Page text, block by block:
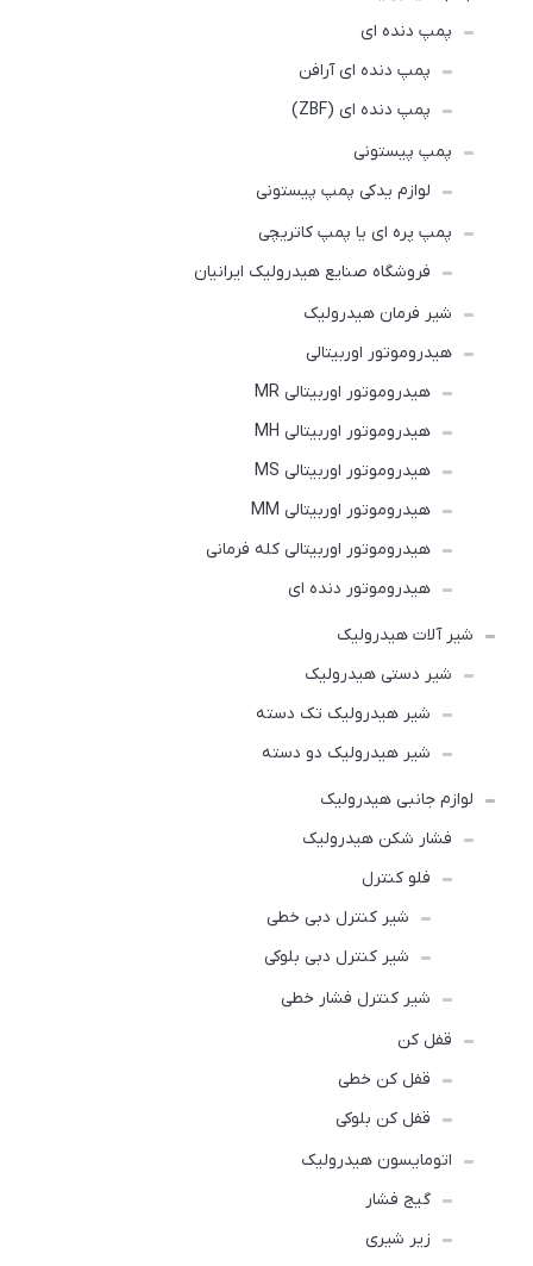
پمپ دنده ای
پمپ دنده ای آرافن
پمپ دنده ای (ZBF)
پمپ پیستونی
لوازم یدکی پمپ پیستونی
پمپ پره ای یا پمپ کاتریچی
فروشگاه صنایع هیدرولیک ایرانیان
شیر فرمان هیدرولیک
هیدروموتور اوربیتالی
هیدروموتور اوربیتالی MR
هیدروموتور اوربیتالی MH
هیدروموتور اوربیتالی MS
هیدروموتور اوربیتالی MM
هیدروموتور اوربیتالی کله فرمانی
هیدروموتور دنده ای
شیر آلات هیدرولیک
شیر دستی هیدرولیک
شیر هیدرولیک تک دسته
شیر هیدرولیک دو دسته
لوازم جانبی هیدرولیک
فشار شکن هیدرولیک
فلو کنترل
شیر کنترل دبی خطی
شیر کنترل دبی بلوکی
شیر کنترل فشار خطی
قفل کن
قفل کن خطی
قفل کن بلوکی
اتومایسون هیدرولیک
گیج فشار
زیر شیری